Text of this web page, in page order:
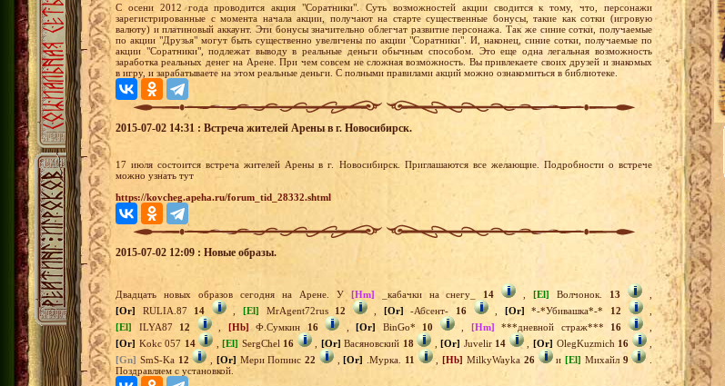
С осени 2012 года проводится акция "Соратники". Суть возможностей акции сводится к тому, что, персонажи
зарегистрированные с момента начала акции, получают на старте существенные бонусы, такие как сотки (игровую
валюту) и платиновый аккаунт. Эти бонусы значительно облегчат развитие персонажа. Так же синие сотки, получаемые
по акции "Друзья" могут быть существенно увеличены по акции "Соратники". И, наконец, синие сотки, получаемые по
акции "Соратники", подлежат выводу в реальные деньги обычным способом. Это еще одна легальная возможность
заработка реальных денег на Арене. При чем совсем не сложная возможность. Вы привлекаете своих друзей и знакомых
в игру, и зарабатываете на этом реальные деньги. С полными правилами акций можно ознакомиться в библиотеке.
2015-07-02 14:31 : Встреча жителей Арены в г. Новосибирск.
17 июля состоится встреча жителей Арены в г. Новосибирск. Приглашаются все желающие. Подробности о встрече
можно узнать тут
https://kovcheg.apeha.ru/forum_tid_28332.shtml
2015-07-02 12:09 : Новые образы.
Двадцать новых образов сегодня на Арене. У [Hm] _кабачки на снегу_ 14 ,[El] Волчонок. 13
[Or] RULIA.87 14 , [El] MrAgent72rus 12 , [Or] -Абсент- 16 , [Or] *-*Убивашка*-* 12
,
[El] ILYA87 12 , [Hb] Ф.Сумкин 16 [Or] BinGo* 10 , [Hm] ***дневной страж*** 16
,
[Or] Kokc 057 14 ,[El] SergChel 16 , [Or] Васяновский 18 ,[Or] Juvelir 14 ,[Or] OlegKuzmich 16
,
[Gn] SmS-Ka 12 [Or] Мери Попинс22 ,[Or] .Мурка. 11 ,[Hb] MilkyWayka 26 и[El] Михайл 9
Поздравляем с установкой.